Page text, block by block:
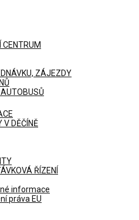
CENTRUM
ZÁJEZDY
V DĚČÍNĚ
ŘÍZENÍ
informace
práva EU